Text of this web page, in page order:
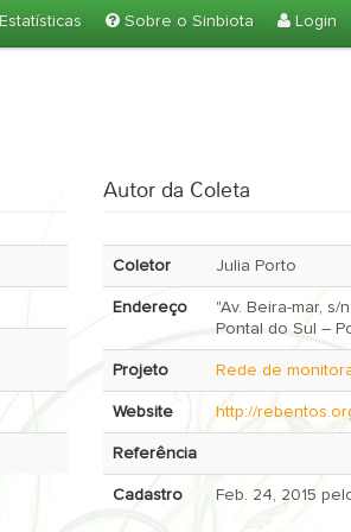
Estatísticas Sobre o Sinbiota Login
Autor da Coleta
Coletor Julia Porto
Endereço
"Av. Beira-mar, s/
Pontal do Sul –
Projeto Rede de
Website http://
Referência
Cadastro